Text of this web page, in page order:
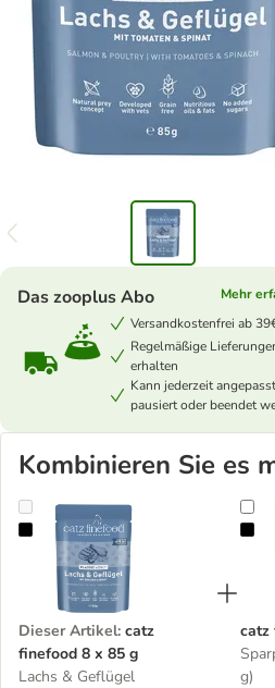
Das zooplus Abo
Mehr
Versandkostenfrei ab
Regelmäßige
erhalten
Kann jederzeit
pausiert oder beendet
Kombinieren Sie es
catz finefood 8 x 85 g
Dieser Artikel: catz
finefood 8 x 85 g
Lachs & Geflügel
catz
g)